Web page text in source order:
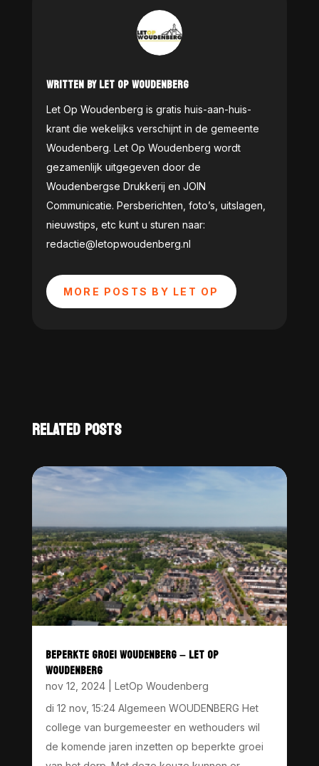
WRITTEN BY LET OP WOUDENBERG
Let Op Woudenberg is gratis huis-aan-huis-
krant die wekelijks verschijnt in de gemeente
Woudenberg. Let Op Woudenberg wordt
gezamenlijk uitgegeven door de
Woudenbergse Drukkerij en JOIN
Communicatie. Persberichten, foto’s, uitslagen,
nieuwstips, etc kunt u sturen naar:
redactie@letopwoudenberg.nl
MORE POSTS BY LET OP
RELATED POSTS
BEPERKTE GROEI WOUDENBERG – LET OP
WOUDENBERG
nov 12, 2024| LetOp Woudenberg
di 12 nov, 15:24 Algemeen WOUDENBERG Het
college van burgemeester en wethouders wil
de komende jaren inzetten op beperkte groei